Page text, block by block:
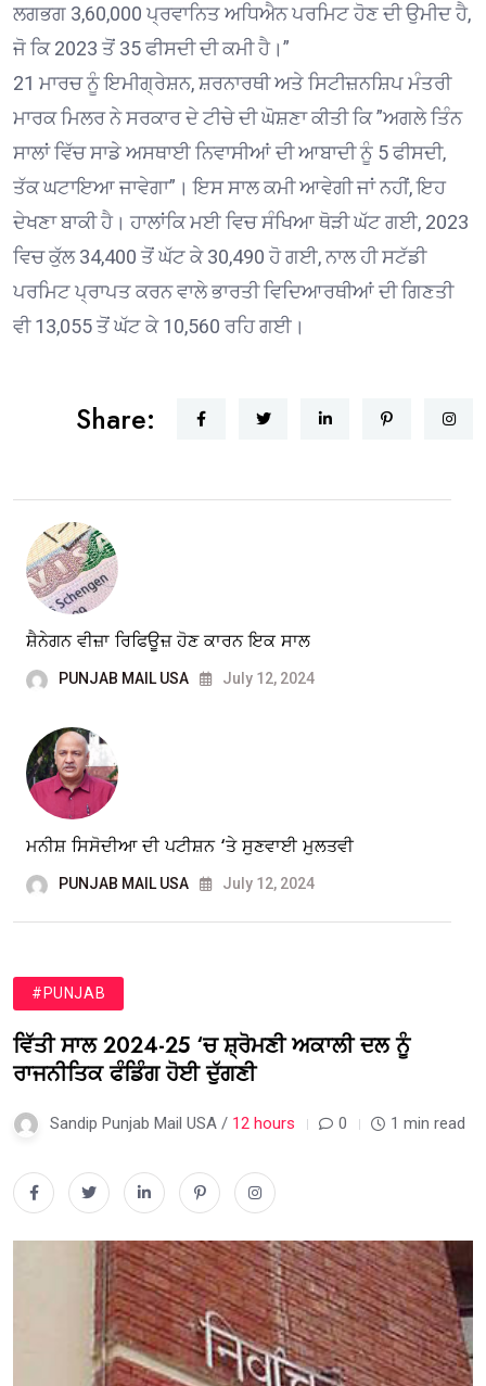
ਲਗਭਗ 3,60,000 ਪ੍ਰਵਾਨਿਤ ਅਧਿਐਨ ਪਰਮਿਟ ਹੋਣ ਦੀ ਉਮੀਦ ਹੈ,
ਜੋ ਕਿ 2023 ਤੋਂ 35 ਫੀਸਦੀ ਦੀ ਕਮੀ ਹੈ।”
21 ਮਾਰਚ ਨੂੰ ਇਮੀਗ੍ਰੇਸ਼ਨ, ਸ਼ਰਨਾਰਥੀ ਅਤੇ ਸਿਟੀਜ਼ਨਸ਼ਿਪ ਮੰਤਰੀ
ਮਾਰਕ ਮਿਲਰ ਨੇ ਸਰਕਾਰ ਦੇ ਟੀਚੇ ਦੀ ਘੋਸ਼ਣਾ ਕੀਤੀ ਕਿ ”ਅਗਲੇ ਤਿੰਨ
ਸਾਲਾਂ ਵਿੱਚ ਸਾਡੇ ਅਸਥਾਈ ਨਿਵਾਸੀਆਂ ਦੀ ਆਬਾਦੀ ਨੂੰ 5 ਫੀਸਦੀ‚
ਤੱਕ ਘਟਾਇਆ ਜਾਵੇਗਾ”। ਇਸ ਸਾਲ ਕਮੀ ਆਵੇਗੀ ਜਾਂ ਨਹੀਂ, ਇਹ
ਦੇਖਣਾ ਬਾਕੀ ਹੈ। ਹਾਲਾਂਕਿ ਮਈ ਵਿਚ ਸੰਖਿਆ ਥੋੜੀ ਘੱਟ ਗਈ, 2023
ਵਿਚ ਕੁੱਲ 34,400 ਤੋਂ ਘੱਟ ਕੇ 30,490 ਹੋ ਗਈ, ਨਾਲ ਹੀ ਸਟੱਡੀ
ਪਰਮਿਟ ਪ੍ਰਾਪਤ ਕਰਨ ਵਾਲੇ ਭਾਰਤੀ ਵਿਦਿਆਰਥੀਆਂ ਦੀ ਗਿਣਤੀ
ਵੀ 13,055 ਤੋਂ ਘੱਟ ਕੇ 10,560 ਰਹਿ ਗਈ।
Share:
ਸ਼ੈਨੇਗਨ ਵੀਜ਼ਾ ਰਿਫਿਊਜ਼ ਹੋਣ ਕਾਰਨ ਇਕ ਸਾਲ
PUNJAB MAIL USA July 12, 2024
ਮਨੀਸ਼ ਸਿਸੋਦੀਆ ਦੀ ਪਟੀਸ਼ਨ ‘ਤੇ ਸੁਣਵਾਈ ਮੁਲਤਵੀ
PUNJAB MAIL USA July 12, 2024
#PUNJAB
ਵਿੱਤੀ ਸਾਲ 2024-25 ‘ਚ ਸ਼੍ਰੋਮਣੀ ਅਕਾਲੀ ਦਲ ਨੂੰ
ਰਾਜਨੀਤਿਕ ਫੰਡਿੰਗ ਹੋਈ ਦੁੱਗਣੀ
Sandip Punjab Mail USA / 12 hours 0 1 min read